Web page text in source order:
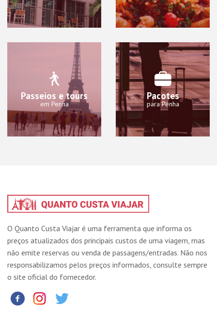
Passeios e tours
em Penha
Pacotes
para Penha
O Quanto Custa Viajar é uma ferramenta que informa os
preços atualizados dos principais custos de uma viagem, mas
não emite reservas ou venda de passagens/entradas. Não nos
responsabilizamos pelos preços informados, consulte sempre
o site oficial do fornecedor.